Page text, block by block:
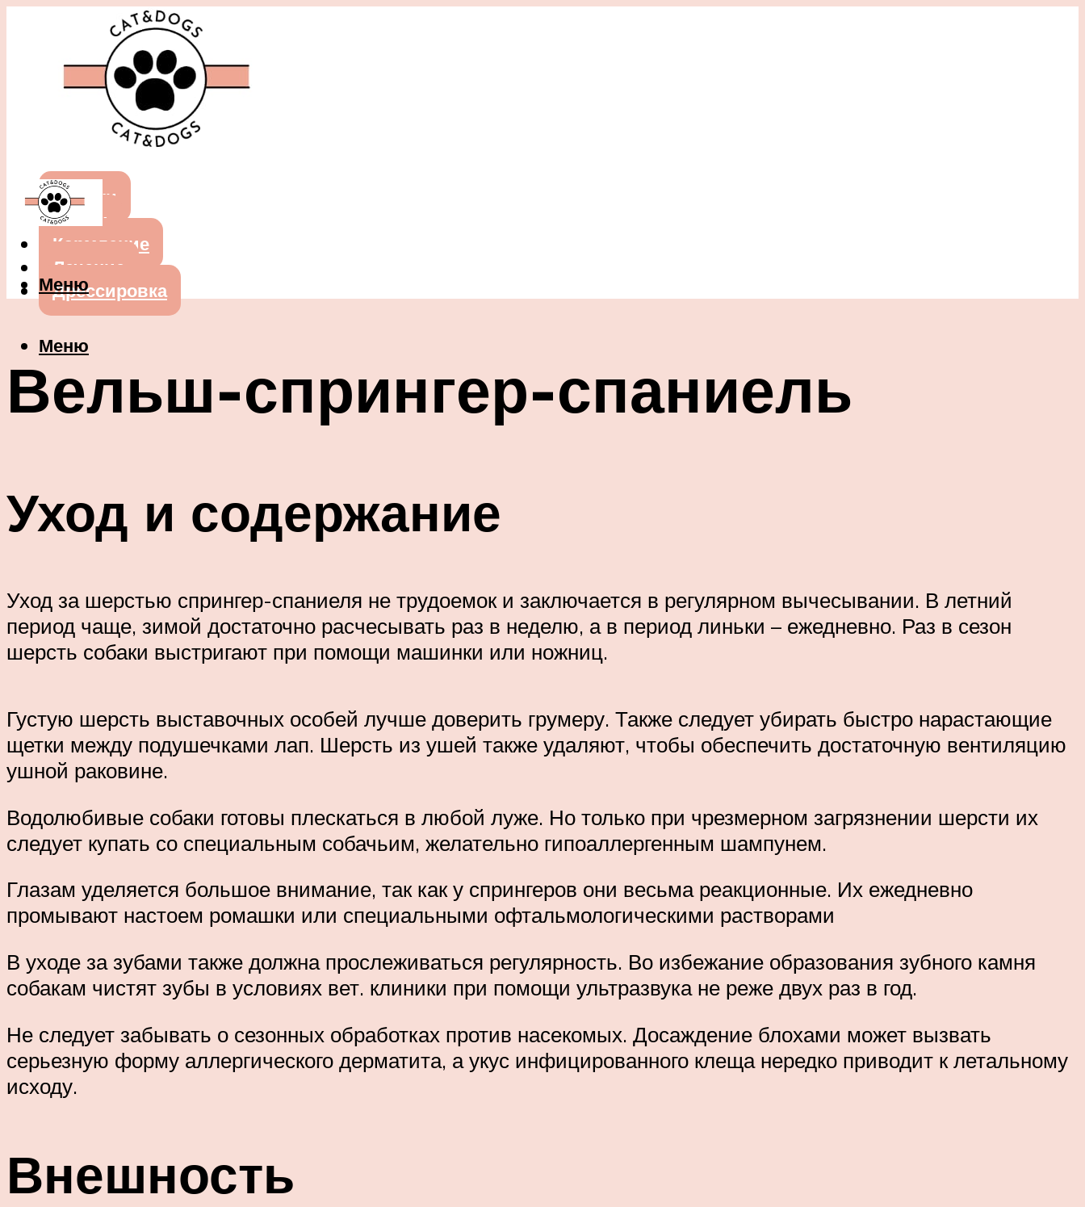
Собаки
Кошки
Кормление
Лечение
Дрессировка
Меню
Меню
Вельш-спрингер-спаниель
Уход и содержание
Уход за шерстью спрингер-спаниеля не трудоемок и заключается в регулярном вычесывании. В летний
период чаще, зимой достаточно расчесывать раз в неделю, а в период линьки – ежедневно. Раз в сезон
шерсть собаки выстригают при помощи машинки или ножниц.
Густую шерсть выставочных особей лучше доверить грумеру. Также следует убирать быстро нарастающие
щетки между подушечками лап. Шерсть из ушей также удаляют, чтобы обеспечить достаточную вентиляцию
ушной раковине.
Водолюбивые собаки готовы плескаться в любой луже. Но только при чрезмерном загрязнении шерсти их
следует купать со специальным собачьим, желательно гипоаллергенным шампунем.
Глазам уделяется большое внимание, так как у спрингеров они весьма реакционные. Их ежедневно
промывают настоем ромашки или специальными офтальмологическими растворами
В уходе за зубами также должна прослеживаться регулярность. Во избежание образования зубного камня
собакам чистят зубы в условиях вет. клиники при помощи ультразвука не реже двух раз в год.
Не следует забывать о сезонных обработках против насекомых. Досаждение блохами может вызвать
серьезную форму аллергического дерматита, а укус инфицированного клеща нередко приводит к летальному
исходу.
Внешность